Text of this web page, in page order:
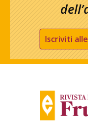
Iscriviti